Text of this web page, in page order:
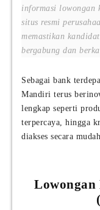
informasi lowongan
situs resmi
memastikan
bergabung dan
Sebagai bank
Mandiri terus
lengkap seperti
terpercaya, hingga
diakses secara